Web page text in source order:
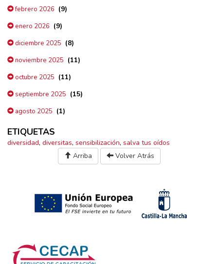
febrero 2026 (9)
enero 2026 (9)
diciembre 2025 (8)
noviembre 2025 (11)
octubre 2025 (11)
septiembre 2025 (15)
agosto 2025 (1)
ETIQUETAS
diversidad, diversitas, sensibilización, salva tus oídos
Arriba
Volver Atrás